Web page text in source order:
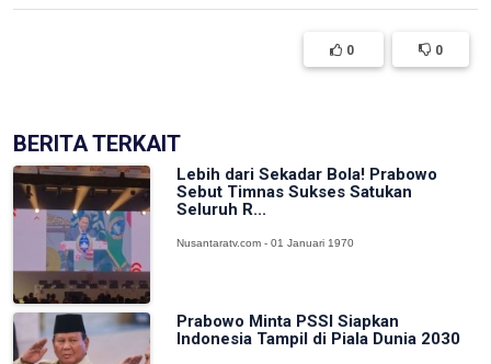
0 0
BERITA TERKAIT
Lebih dari Sekadar Bola! Prabowo
Sebut Timnas Sukses Satukan
Seluruh R...
Nusantaratv.com - 01 Januari 1970
Prabowo Minta PSSI Siapkan
Indonesia Tampil di Piala Dunia 2030